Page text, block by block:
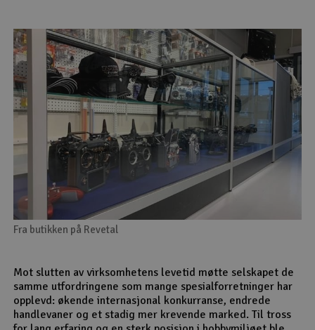
Fra butikken på Revetal
Mot slutten av virksomhetens levetid møtte selskapet de
samme utfordringene som mange spesialforretninger har
opplevd: økende internasjonal konkurranse, endrede
handlevaner og et stadig mer krevende marked. Til tross